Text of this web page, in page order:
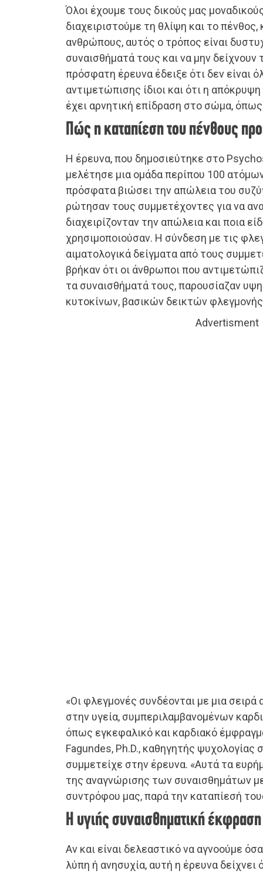
Όλοι έχουμε τους δικούς μας
διαχειριστούμε τη θλίψη και το πένθος,
ανθρώπους, αυτός ο τρόπος είναι
συναισθήματά τους και να μην δείχνουν
πρόσφατη έρευνα έδειξε ότι δεν είναι
αντιμετώπισης ίδιοι και ότι η
έχει αρνητική επίδραση στο σώμα,
Πώς η καταπίεση του πένθους
Η έρευνα, που δημοσιεύτηκε στο
μελέτησε μια ομάδα περίπου 100
πρόσφατα βιώσει την απώλεια του
ρώτησαν τους συμμετέχοντες για να
διαχειρίζονταν την απώλεια και ποια
χρησιμοποιούσαν. Η σύνδεση με τις
αιματολογικά δείγματα από τους
βρήκαν ότι οι άνθρωποι που
τα συναισθήματά τους, παρουσίαζαν
κυτοκίνων, βασικών δεικτών
Advertisment
«Οι φλεγμονές συνδέονται με μια
στην υγεία, συμπεριλαμβανομένων
όπως εγκεφαλικό και καρδιακό
Fagundes, Ph.D., καθηγητής ψυχολογίας
συμμετείχε στην έρευνα. «Αυτά τα
της αναγνώρισης των συναισθημάτων
συντρόφου μας, παρά την καταπίεσή
Η υγιής συναισθηματική
Αν και είναι δελεαστικό να αγνοούμε
λύπη ή ανησυχία, αυτή η έρευνα δείχνει